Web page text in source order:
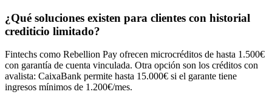
¿Qué soluciones existen para clientes con historial
crediticio limitado?
Fintechs como Rebellion Pay ofrecen microcréditos de hasta 1.500€
con garantía de cuenta vinculada. Otra opción son los créditos con
avalista: CaixaBank permite hasta 15.000€ si el garante tiene
ingresos mínimos de 1.200€/mes.